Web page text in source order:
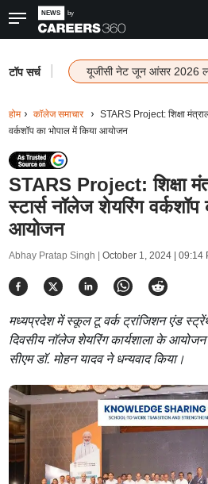
टॉप सर्च यूजीसी नेट जून आंसर 2026
होम कॉलेज समाचार
STARS Project: शिक्षा
वर्कशॉप का भोपाल में किया आयोजन
STARS Project: शिक्षा
स्टार्स नॉलेज शेयरिंग वर्कशॉप
आयोजन
Abhay Pratap Singh | October 1, 2024 | 09:14
मध्यप्रदेश में स्कूल टू वर्क ट्रांजिशन एंड
दिवसीय नॉलेज शेयरिंग कार्यशाला के
सीएम डॉ. मोहन यादव ने धन्यवाद किया।